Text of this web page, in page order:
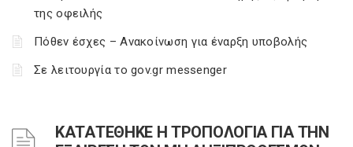
της οφειλής
Πόθεν έσχες – Ανακοίνωση για έναρξη υποβολής
Σε λειτουργία το gov.gr messenger
ΚΑΤΑΤΕΘΗΚΕ Η ΤΡΟΠΟΛΟΓΙΑ ΓΙΑ ΤΗΝ